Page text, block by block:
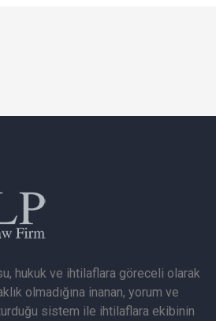
hukuk ve ihtilaflara göreceli olarak
olmadığına inanan, yorum ve
sistem ile ihtilaflara ekibinin